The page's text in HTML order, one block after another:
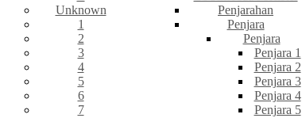
Unknown
1
2
3
4
5
6
7
Penjarahan
Penjara
Penjara
Penjara 1
Penjara 2
Penjara 3
Penjara 4
Penjara 5